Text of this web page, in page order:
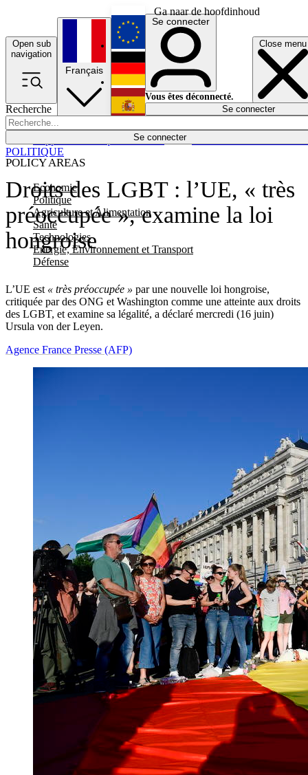
Ga naar de hoofdinhoud
Open sub
navigation
Close menu
Recherche
Se connecter
POLICY AREAS
Economie
Politique
Agriculture et Alimentation
Santé
Technologies
Energie, Environnement et Transport
Défense
Économie
Français
English
Deutsch
Español
Se connecter
Vous êtes déconnecté.
Se connecter
Droits des LGBT : l’UE, « très
préoccupée », examine la loi
hongroise
L’UE est « très préoccupée » par une nouvelle loi hongroise,
critiquée par des ONG et Washington comme une atteinte aux droits
des LGBT, et examine sa légalité, a déclaré mercredi (16 juin)
Ursula von der Leyen.
POLITIQUE
Agence France Presse (AFP)